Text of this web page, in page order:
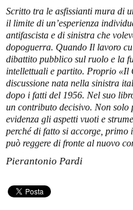
Scritto tra le asfissianti mura di
il limite di un’esperienza
antifascista e di sinistra che
dopoguerra. Quando Il lavoro
dibattito pubblico sul ruolo e la
intellettuali e partito. Proprio «Il
discussione nata nella sinistra
dopo i fatti del 1956. Nel suo
un contributo decisivo. Non solo
evidenza gli aspetti vuoti e
perché di fatto si accorge, primo
può reggere di fronte al nuovo
Pierantonio Pardi